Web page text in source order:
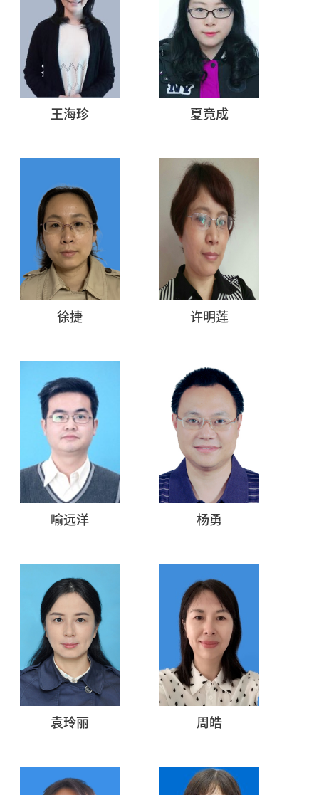
王海珍 夏竟成
徐捷 许明莲
喻远洋 杨勇
袁玲丽 周皓